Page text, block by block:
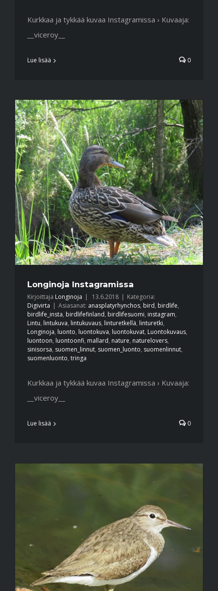
Kurkkaa ja tykkää kuvaa Instagramissa › Kuvaaja:
__viceroy__
Lue lisää 0
Longinoja Instagramissa
Kirjoittaja Longinoja 13.6.2018
Kategoria:
Digivirta
Asiasanat: anasplatyrhynchos, bird, birdlife,
birdlife_insta, birdlifefinland, birdlifesuomi, instagram,
Lintu, lintukuva, lintukuvaus, linturetkellä, linturetki,
Longinoja, luonto, luontokuva, luontokuvat, Luontokuvaus,
luontoon, luontoonfi, mallard, nature, naturelovers,
sinisorsa, suomen_linnut, suomen_luonto, suomenlinnut,
suomenluonto, tringa
Kurkkaa ja tykkää kuvaa Instagramissa › Kuvaaja:
__viceroy__
Lue lisää 0